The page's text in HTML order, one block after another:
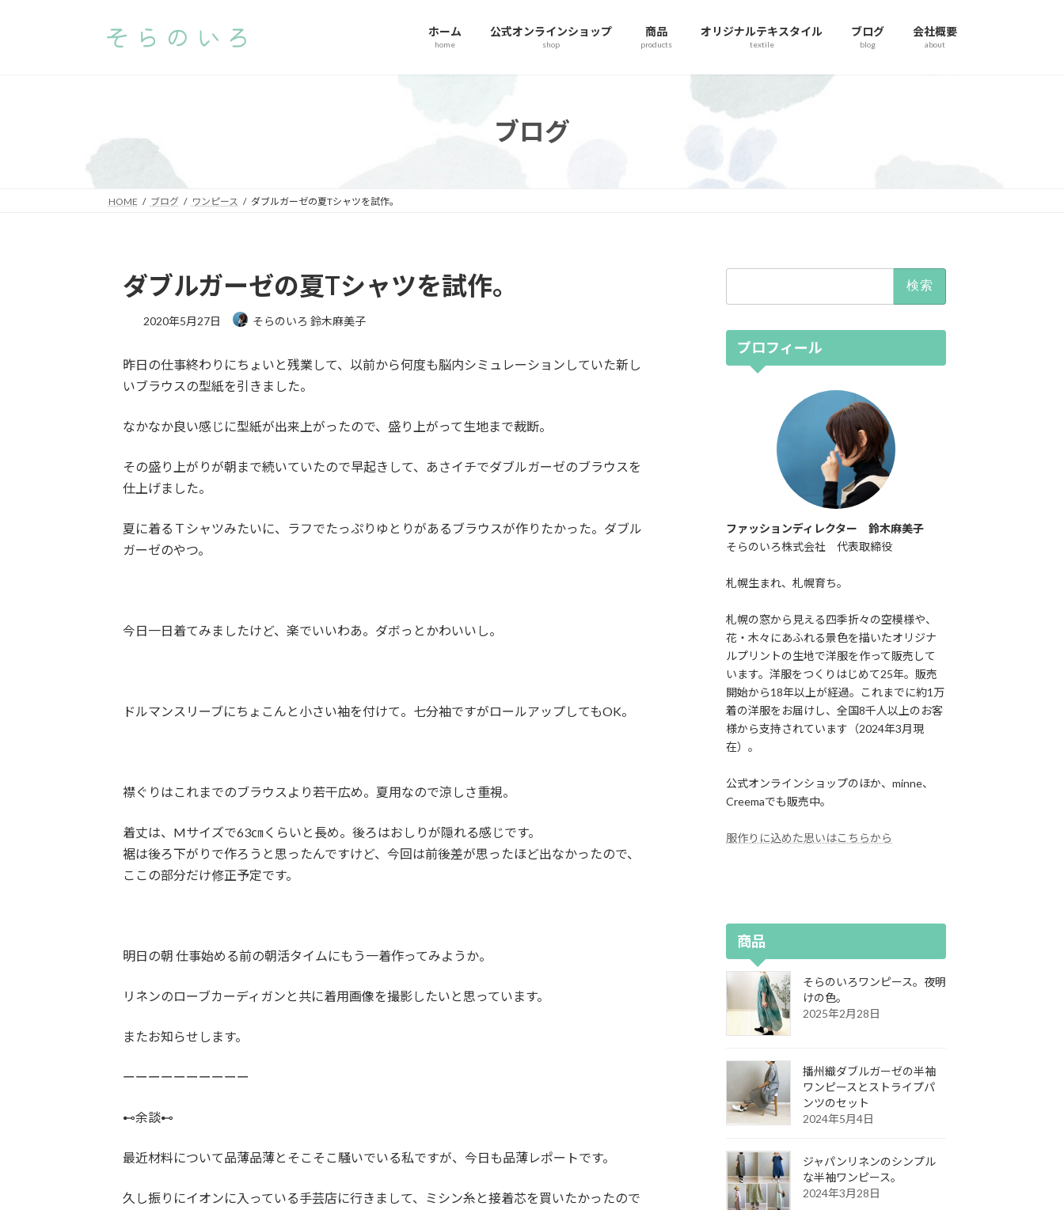
ホーム
home
公式オンラインショップ
shop
商品
products
オリジナルテキスタイル
textile
ブログ
blog
会社概要
about
ブログ
HOME ブログ ワンピース ダブルガーゼの夏Tシャツを試作。
ダブルガーゼの夏Tシャツを試作。
2020年5月27日 そらのいろ 鈴木麻美子
昨日の仕事終わりにちょいと残業して、以前から何度も脳内シミュレーションしていた新し
いブラウスの型紙を引きました。
なかなか良い感じに型紙が出来上がったので、盛り上がって生地まで裁断。
その盛り上がりが朝まで続いていたので早起きして、あさイチでダブルガーゼのブラウスを
仕上げました。
夏に着るＴシャツみたいに、ラフでたっぷりゆとりがあるブラウスが作りたかった。ダブル
ガーゼのやつ。
今日一日着てみましたけど、楽でいいわあ。ダボっとかわいいし。
ドルマンスリーブにちょこんと小さい袖を付けて。七分袖ですがロールアップしてもOK。
襟ぐりはこれまでのブラウスより若干広め。夏用なので涼しさ重視。
着丈は、Mサイズで63㎝くらいと長め。後ろはおしりが隠れる感じです。
裾は後ろ下がりで作ろうと思ったんですけど、今回は前後差が思ったほど出なかったので、
ここの部分だけ修正予定です。
明日の朝 仕事始める前の朝活タイムにもう一着作ってみようか。
リネンのローブカーディガンと共に着用画像を撮影したいと思っています。
またお知らせします。
ーーーーーーーーーー
⊷余談⊷
最近材料について品薄品薄とそこそこ騒いでいる私ですが、今日も品薄レポートです。
久し振りにイオンに入っている手芸店に行きまして、ミシン糸と接着芯を買いたかったので
プロフィール
ファッションディレクター 鈴木麻美子
そらのいろ株式会社 代表取締役
札幌生まれ、札幌育ち。
札幌の窓から見える四季折々の空模様や、
花・木々にあふれる景色を描いたオリジナ
ルプリントの生地で洋服を作って販売して
います。洋服をつくりはじめて25年。販売
開始から18年以上が経過。これまでに約1万
着の洋服をお届けし、全国8千人以上のお客
様から支持されています（2024年3月現
在）。
公式オンラインショップのほか、minne、
Creemaでも販売中。
服作りに込めた思いはこちらから
商品
そらのいろワンピース。夜明
けの色。
2025年2月28日
播州織ダブルガーゼの半袖
ワンピースとストライプパ
ンツのセット
2024年5月4日
ジャパンリネンのシンプル
な半袖ワンピース。
2024年3月28日